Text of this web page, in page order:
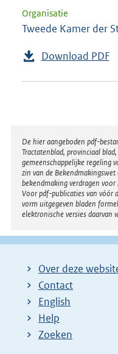
Organisatie
Tweede Kamer der
Download PDF
Disclaimer
De hier aangeboden pdf-
Tractatenblad, provinciaal
gemeenschappelijke regeling
zin van de
bekendmaking verdragen
Voor pdf-publicaties van vóór
vorm uitgegeven bladen
elektronische versies daarvan
Over deze
Contact
English
Help
Zoeken